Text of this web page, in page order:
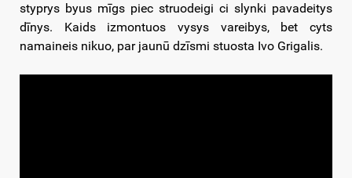
styprys byus mīgs piec struodeigi ci slynki pavadeitys
dīnys. Kaids izmontuos vysys vareibys, bet cyts
namaineis nikuo, par jaunū dzīsmi stuosta Ivo Grigalis.